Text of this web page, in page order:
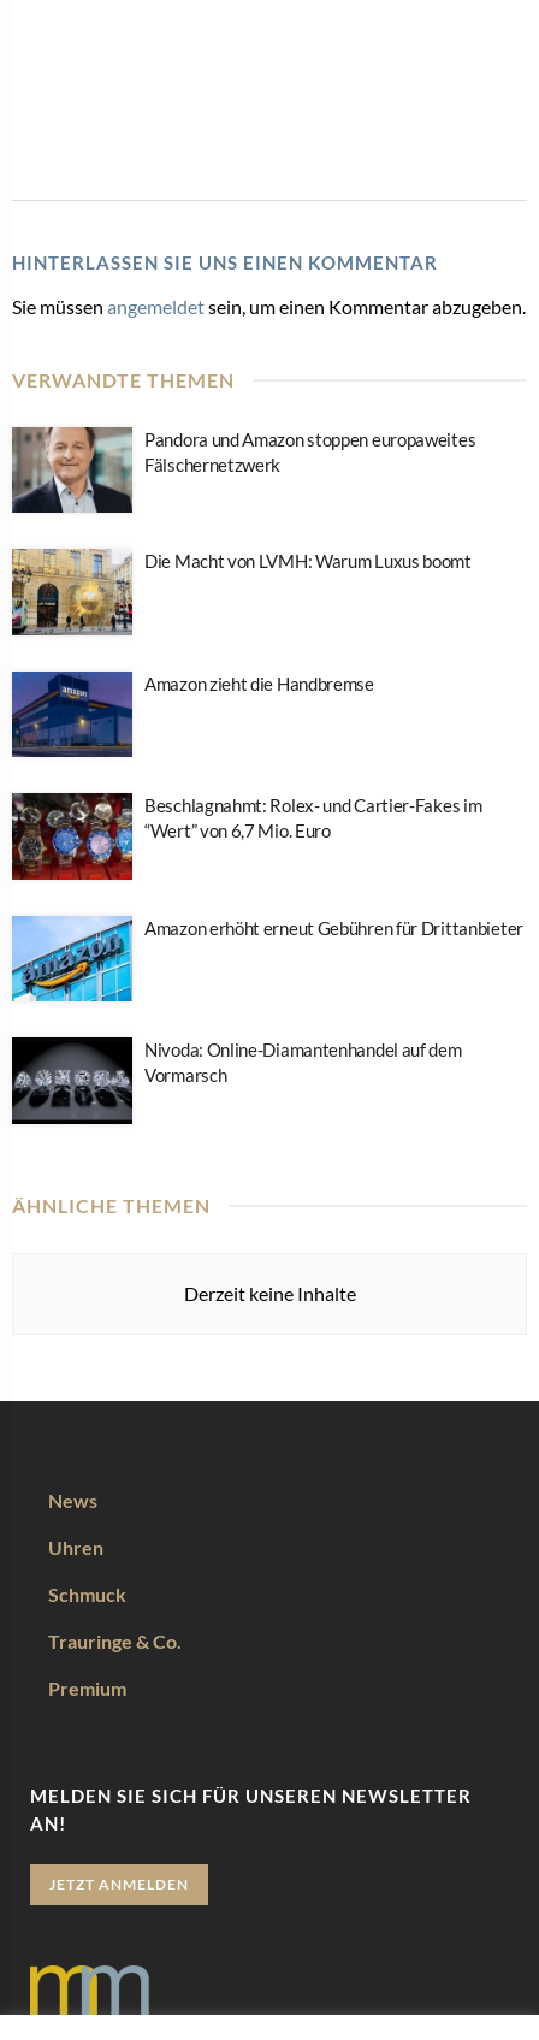
HINTERLASSEN SIE UNS EINEN KOMMENTAR
Sie müssen angemeldetsein, um einen Kommentar abzugeben.
VERWANDTE THEMEN
Pandora und Amazon stoppen europaweites
Fälschernetzwerk
Die Macht von LVMH: Warum Luxus boomt
Amazon zieht die Handbremse
Beschlagnahmt: Rolex- und Cartier-Fakes im
“Wert” von 6,7 Mio. Euro
Amazon erhöht erneut Gebühren für Drittanbieter
Nivoda: Online-Diamantenhandel auf dem
Vormarsch
ÄHNLICHE THEMEN
Derzeit keine Inhalte
News
Uhren
Schmuck
Trauringe & Co.
Premium
MELDEN SIE SICH FÜR UNSEREN NEWSLETTER
AN!
JETZT ANMELDEN